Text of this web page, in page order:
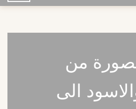
للتصفح
من
الى